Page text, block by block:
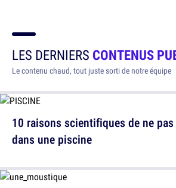
LES DERNIERS CONTENUS
Le contenu chaud, tout juste sorti de notre équipe
10 raisons scientifiques de ne
dans une piscine